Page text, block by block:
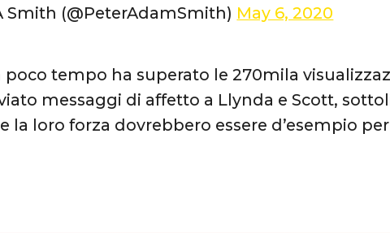
Smith (@PeterAdamSmith) May 6, 2020
poco tempo ha superato le 270mila
messaggi di affetto a Llynda e Scott,
la loro forza dovrebbero essere d’esempio